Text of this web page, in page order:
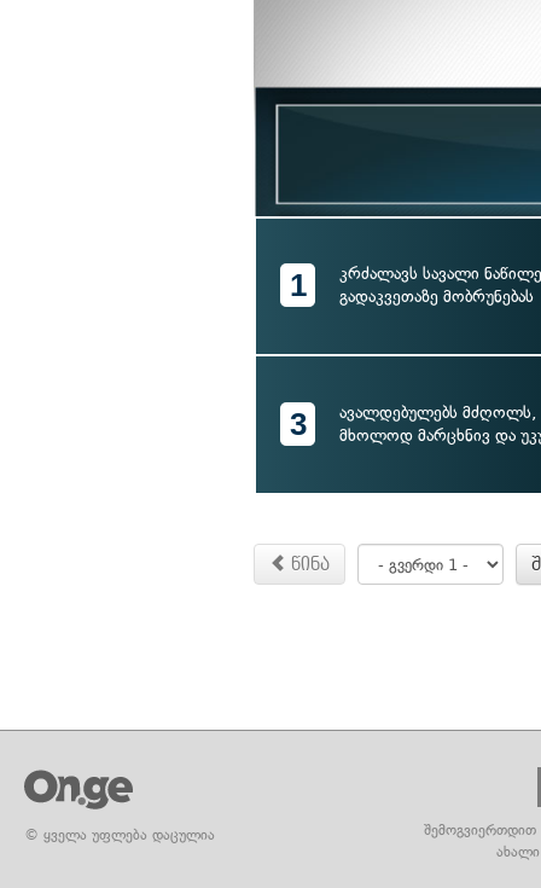
1
კრძალავს სავალი
გადაკვეთაზე მობრუნებას
3
ავალდებულებს მძღოლს,
მხოლოდ მარცხნივ და
წინა
© ყველა უფლება დაცულია
შემოგვიერთდით
ახალი